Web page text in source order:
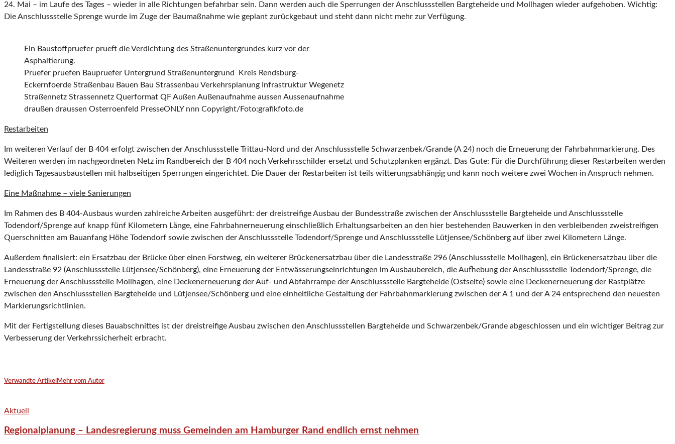
24. Mai – im Laufe des Tages – wieder in alle Richtungen befahrbar sein. Dann werden auch die Sperrungen der Anschlussstellen Bargteheide und Mollhagen wieder aufgehoben. Wichtig:
Die Anschlussstelle Sprenge wurde im Zuge der Baumaßnahme wie geplant zurückgebaut und steht dann nicht mehr zur Verfügung.
Ein Baustoffpruefer prueft die Verdichtung des Straßenuntergrundes kurz vor der
Asphaltierung.
Pruefer pruefen Baupruefer Untergrund Straßenuntergrund Kreis Rendsburg-
Eckernfoerde Straßenbau Bauen Bau Strassenbau Verkehrsplanung Infrastruktur Wegenetz
Straßennetz Strassennetz Querformat QF Außen Außenaufnahme aussen Aussenaufnahme
draußen draussen Osterroenfeld PresseONLY nnn Copyright/Foto:grafikfoto.de
Restarbeiten
Im weiteren Verlauf der B 404 erfolgt zwischen der Anschlussstelle Trittau-Nord und der Anschlussstelle Schwarzenbek/Grande (A 24) noch die Erneuerung der Fahrbahnmarkierung. Des
Weiteren werden im nachgeordneten Netz im Randbereich der B 404 noch Verkehrsschilder ersetzt und Schutzplanken ergänzt. Das Gute: Für die Durchführung dieser Restarbeiten werden
lediglich Tagesausbaustellen mit halbseitigen Sperrungen eingerichtet. Die Dauer der Restarbeiten ist teils witterungsabhängig und kann noch weitere zwei Wochen in Anspruch nehmen.
Eine Maßnahme – viele Sanierungen
Im Rahmen des B 404-Ausbaus wurden zahlreiche Arbeiten ausgeführt: der dreistreifige Ausbau der Bundesstraße zwischen der Anschlussstelle Bargteheide und Anschlussstelle
Todendorf/Sprenge auf knapp fünf Kilometern Länge, eine Fahrbahnerneuerung einschließlich Erhaltungsarbeiten an den hier bestehenden Bauwerken in den verbleibenden zweistreifigen
Querschnitten am Bauanfang Höhe Todendorf sowie zwischen der Anschlussstelle Todendorf/Sprenge und Anschlussstelle Lütjensee/Schönberg auf über zwei Kilometern Länge.
Außerdem finalisiert: ein Ersatzbau der Brücke über einen Forstweg, ein weiterer Brückenersatzbau über die Landesstraße 296 (Anschlussstelle Mollhagen), ein Brückenersatzbau über die
Landesstraße 92 (Anschlussstelle Lütjensee/Schönberg), eine Erneuerung der Entwässerungseinrichtungen im Ausbaubereich, die Aufhebung der Anschlussstelle Todendorf/Sprenge, die
Erneuerung der Anschlussstelle Mollhagen, eine Deckenerneuerung der Auf- und Abfahrrampe der Anschlussstelle Bargteheide (Ostseite) sowie eine Deckenerneuerung der Rastplätze
zwischen den Anschlussstellen Bargteheide und Lütjensee/Schönberg und eine einheitliche Gestaltung der Fahrbahnmarkierung zwischen der A 1 und der A 24 entsprechend den neuesten
Markierungsrichtlinien.
Mit der Fertigstellung dieses Bauabschnittes ist der dreistreifige Ausbau zwischen den Anschlussstellen Bargteheide und Schwarzenbek/Grande abgeschlossen und ein wichtiger Beitrag zur
Verbesserung der Verkehrssicherheit erbracht.
Verwandte Artikel Mehr vom Autor
Aktuell
Regionalplanung – Landesregierung muss Gemeinden am Hamburger Rand endlich ernst nehmen